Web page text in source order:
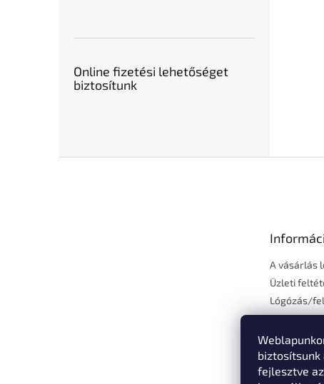
fejlesztve
Online fizetési lehetőséget
biztosítunk
A vásárlás
Üzleti
Lógózás/
Fizetés és
Vásárlási